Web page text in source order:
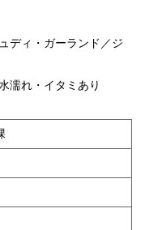
ディ・ガーランド／ジ
濡れ・イタミあり